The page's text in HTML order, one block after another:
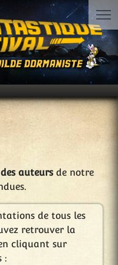
auteursde notre
de tous les
retrouver la
cliquant sur
: